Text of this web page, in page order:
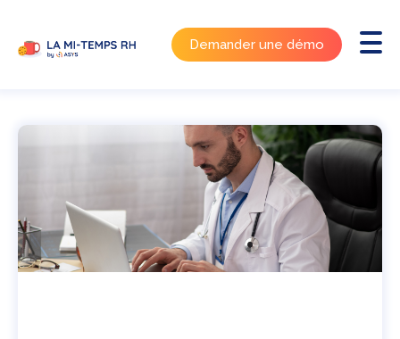
Demander une démo